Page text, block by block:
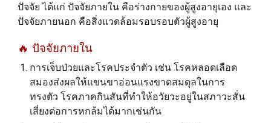
ปัจจัยได้แก่ ปัจจัยภายใน คือร่างกายของผู้สูงอายุเอง และ
ปัจจัยภายนอก คือสิ่งแวดล้อมรอบรอบตัวผู้สูงอายุ
🔥 ปัจจัยภายใน
การเจ็บป่วยและโรคประจำตัว เช่น โรคหลอดเลือด
สมองส่งผลให้แขนขาอ่อนแรงขาดสมดุลในการ
ทรงตัว โรคภาคกินสันที่ทำให้อวัยวะอยู่ในสภาวะสั่น
เสี่ยงต่อการหกล้มได้มากเช่นกัน